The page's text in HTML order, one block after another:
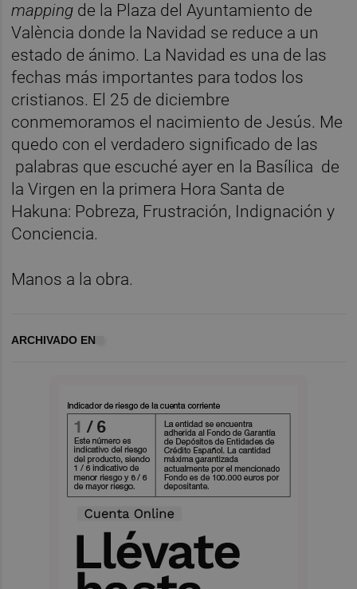
mapping de la Plaza del Ayuntamiento de
València donde la Navidad se reduce a un
estado de ánimo. La Navidad es una de las
fechas más importantes para todos los
cristianos. El 25 de diciembre
conmemoramos el nacimiento de Jesús. Me
quedo con el verdadero significado de las
palabras que escuché ayer en la Basílica de
la Virgen en la primera Hora Santa de
Hakuna: Pobreza, Frustración, Indignación y
Conciencia.
Manos a la obra.
ARCHIVADO EN